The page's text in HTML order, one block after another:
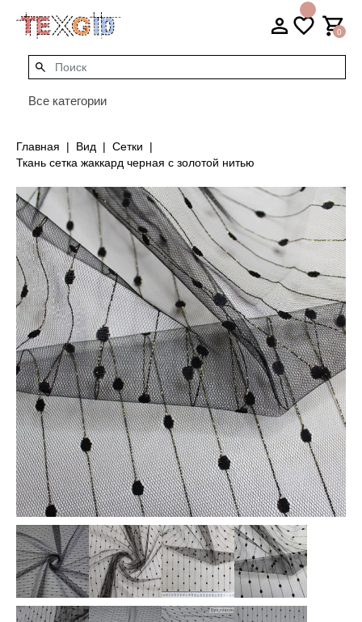
0
Все категории
Главная Вид
Сетки
Ткань сетка жаккард черная с золотой нитью